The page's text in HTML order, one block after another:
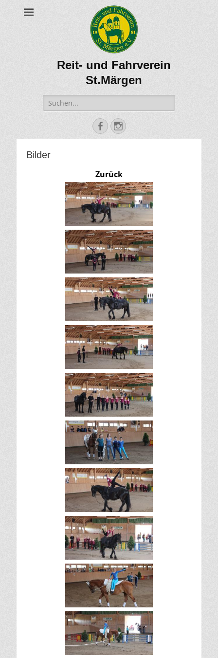
Reit- und Fahrverein
St.Märgen
Suche
nach:
FacebookInstagram
Bilder
Zurück